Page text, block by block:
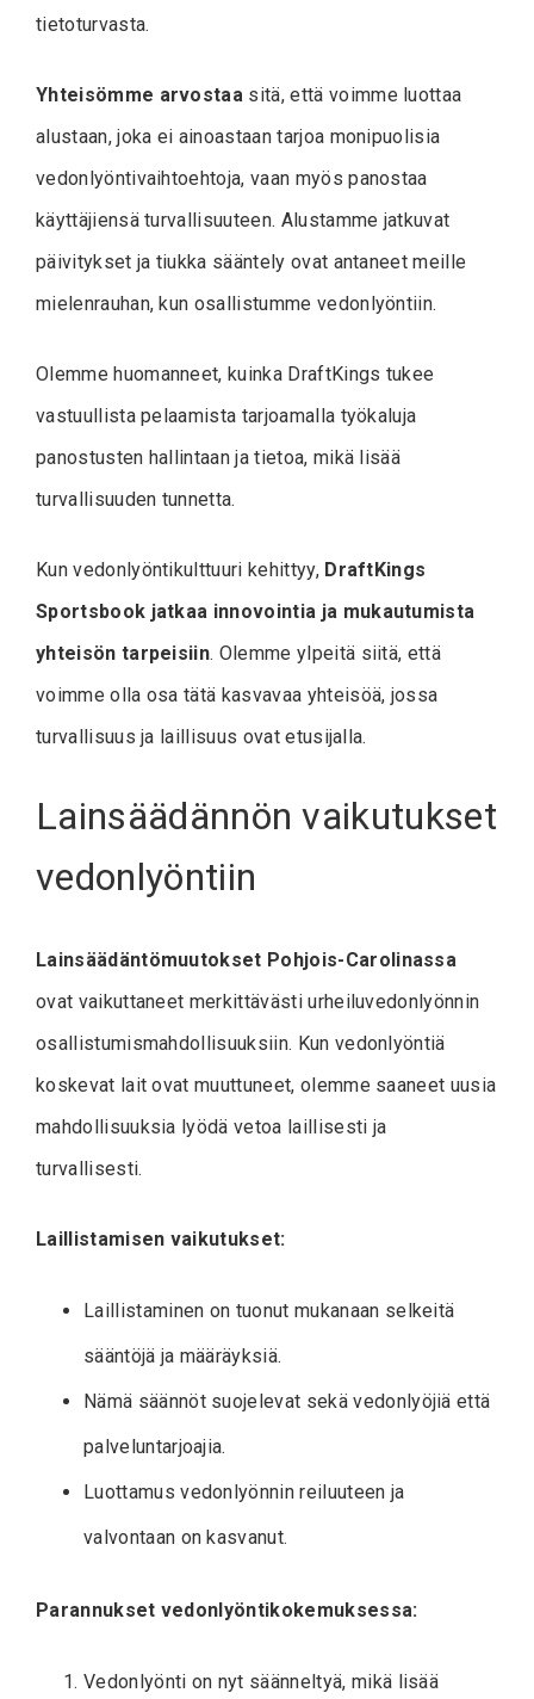
tietoturvasta.
Yhteisömme arvostaa sitä, että voimme luottaa
alustaan, joka ei ainoastaan tarjoa monipuolisia
vedonlyöntivaihtoehtoja, vaan myös panostaa
käyttäjiensä turvallisuuteen. Alustamme jatkuvat
päivitykset ja tiukka sääntely ovat antaneet meille
mielenrauhan, kun osallistumme vedonlyöntiin.
Olemme huomanneet, kuinka DraftKings tukee
vastuullista pelaamista tarjoamalla työkaluja
panostusten hallintaan ja tietoa, mikä lisää
turvallisuuden tunnetta.
Kun vedonlyöntikulttuuri kehittyy, DraftKings
Sportsbook jatkaa innovointia ja mukautumista
yhteisön tarpeisiin. Olemme ylpeitä siitä, että
voimme olla osa tätä kasvavaa yhteisöä, jossa
turvallisuus ja laillisuus ovat etusijalla.
Lainsäädännön vaikutukset
vedonlyöntiin
Lainsäädäntömuutokset Pohjois-Carolinassa
ovat vaikuttaneet merkittävästi urheiluvedonlyönnin
osallistumismahdollisuuksiin. Kun vedonlyöntiä
koskevat lait ovat muuttuneet, olemme saaneet uusia
mahdollisuuksia lyödä vetoa laillisesti ja
turvallisesti.
Laillistamisen vaikutukset:
Laillistaminen on tuonut mukanaan selkeitä
sääntöjä ja määräyksiä.
Nämä säännöt suojelevat sekä vedonlyöjiä että
palveluntarjoajia.
Luottamus vedonlyönnin reiluuteen ja
valvontaan on kasvanut.
Parannukset vedonlyöntikokemuksessa:
Vedonlyönti on nyt säänneltyä, mikä lisää